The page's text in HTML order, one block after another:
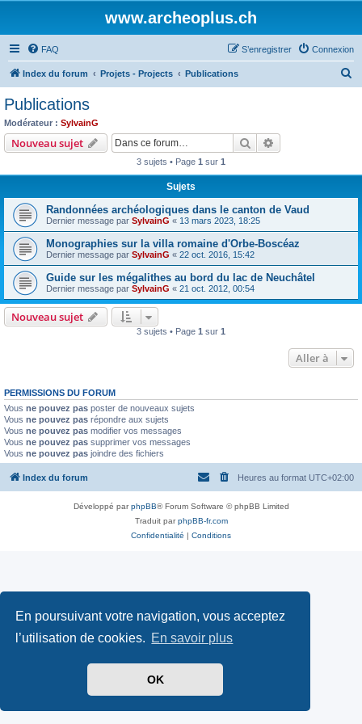
En poursuivant votre navigation, vous acceptez
l’utilisation de cookies. En savoir plus
OK
www.archeoplus.ch
FAQ Connexion
S’enregistrer
Index du forum Projets - Projects Publications
Publications
Modérateur : SylvainG
Nouveau sujet Rechercher
3 sujets • Page 1 sur 1
Sujets
Randonnées archéologiques dans le canton de Vaud
Dernier message par SylvainG « 13 mars 2023, 18:25
Monographies sur la villa romaine d'Orbe-Boscéaz
Dernier message par SylvainG « 22 oct. 2016, 15:42
Guide sur les mégalithes au bord du lac de Neuchâtel
Dernier message par SylvainG « 21 oct. 2012, 00:54
Nouveau sujet
3 sujets • Page 1 sur 1
Aller à
PERMISSIONS DU FORUM
Vous ne pouvez pas poster de nouveaux sujets
Vous ne pouvez pas répondre aux sujets
Vous ne pouvez pas modifier vos messages
Vous ne pouvez pas supprimer vos messages
Vous ne pouvez pas joindre des fichiers
Index du forum Heures au format UTC+02:00
Développé parphpBB® Forum Software © phpBB Limited
Traduit parphpBB-fr.com
Confidentialité | Conditions